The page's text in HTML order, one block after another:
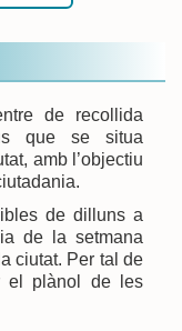
de recollida
que se situa
amb l’objectiu
de dilluns a
de la setmana
ciutat. Per tal de
el plànol de les